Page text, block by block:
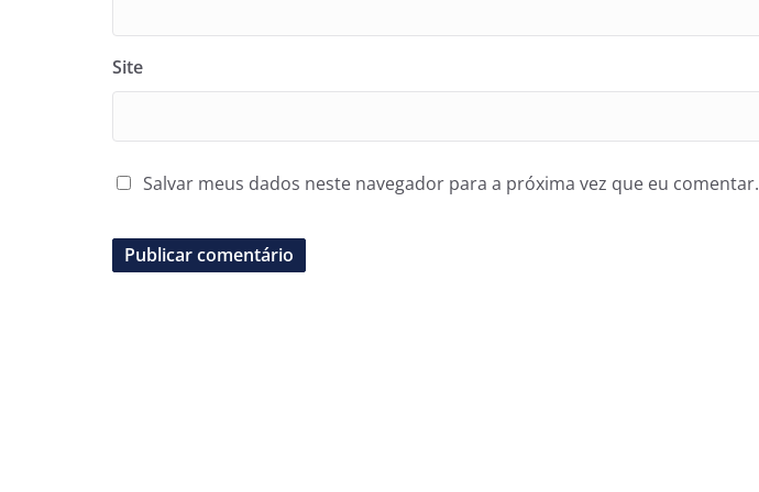
Site
Salvar meus dados neste navegador para a próxima vez que eu comentar.